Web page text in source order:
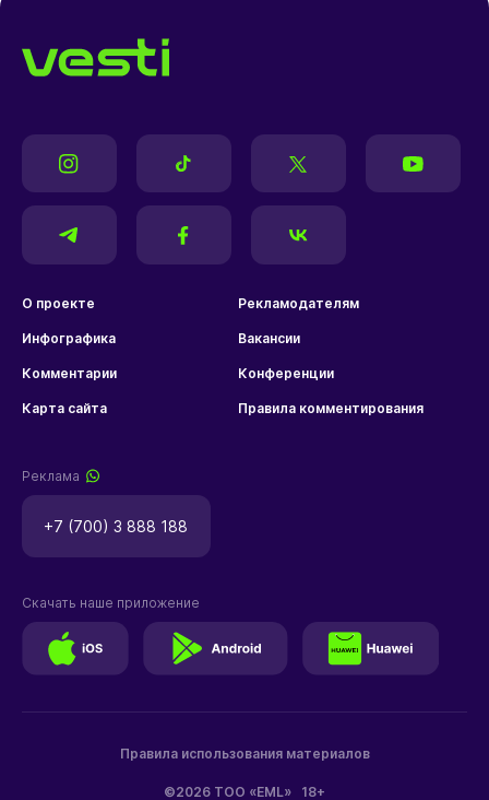
О проекте Рекламодателям
Инфографика Вакансии
Комментарии Конференции
Карта сайта Правила комментирования
Реклама
+7 (700) 3 888 188
©2026 ТОО «EML» 18+
Правила использования материалов
Скачать наше приложение